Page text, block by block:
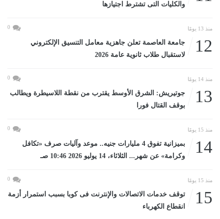
والكليات التى تشترط اجتيازها
منذ 13 يومًا 0
12
جامعة العاصمة تعلن جاهزية معامل التنسيق الإلكتروني
لاستقبال طلاب ثانوية عامة 2026
منذ 14 يومًا 0
13
جوتيريش: الشرق الأوسط يقترب من نقطة اللاسيطرة ويطالب
بوقف القتال فورا
منذ 15 يومًا 0
14
بميزانية تفوق 4 مليارات جنيه.. موعد وآليات صرف «تكافل
وكرامة» عن شهر... الثلاثاء، 14 يوليو 2026 10:46 صـ
منذ 15 يومًا 0
15
توقف خدمات الاتصالات والإنترنت فى كوبا بسبب استمرار أزمة
انقطاع الكهرباء